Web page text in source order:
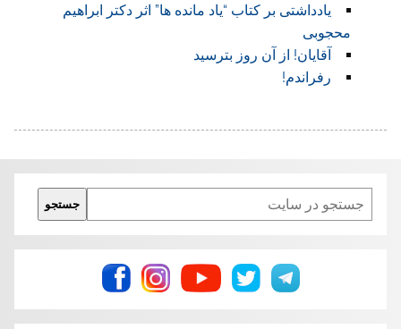
یادداشتی بر کتاب “یاد مانده ها” اثر دکتر ابراهیم
محجوبی
آقایان! از آن روز بترسید
رفراندم!
Search
جستجو